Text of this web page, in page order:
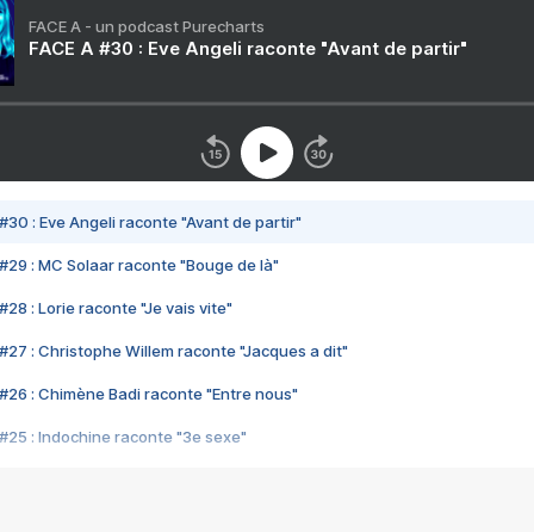
FACE A - un podcast Purecharts
FACE A #30 : Eve Angeli raconte "Avant de partir"
#30 : Eve Angeli raconte "Avant de partir"
#29 : MC Solaar raconte "Bouge de là"
#28 : Lorie raconte "Je vais vite"
#27 : Christophe Willem raconte "Jacques a dit"
#26 : Chimène Badi raconte "Entre nous"
#25 : Indochine raconte "3e sexe"